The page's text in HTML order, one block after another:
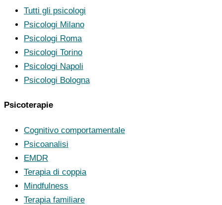
Tutti gli psicologi
Psicologi Milano
Psicologi Roma
Psicologi Torino
Psicologi Napoli
Psicologi Bologna
Psicoterapie
Cognitivo comportamentale
Psicoanalisi
EMDR
Terapia di coppia
Mindfulness
Terapia familiare